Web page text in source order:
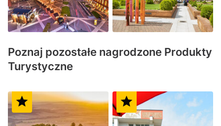
Poznaj pozostałe nagrodzone Produkty
Turystyczne